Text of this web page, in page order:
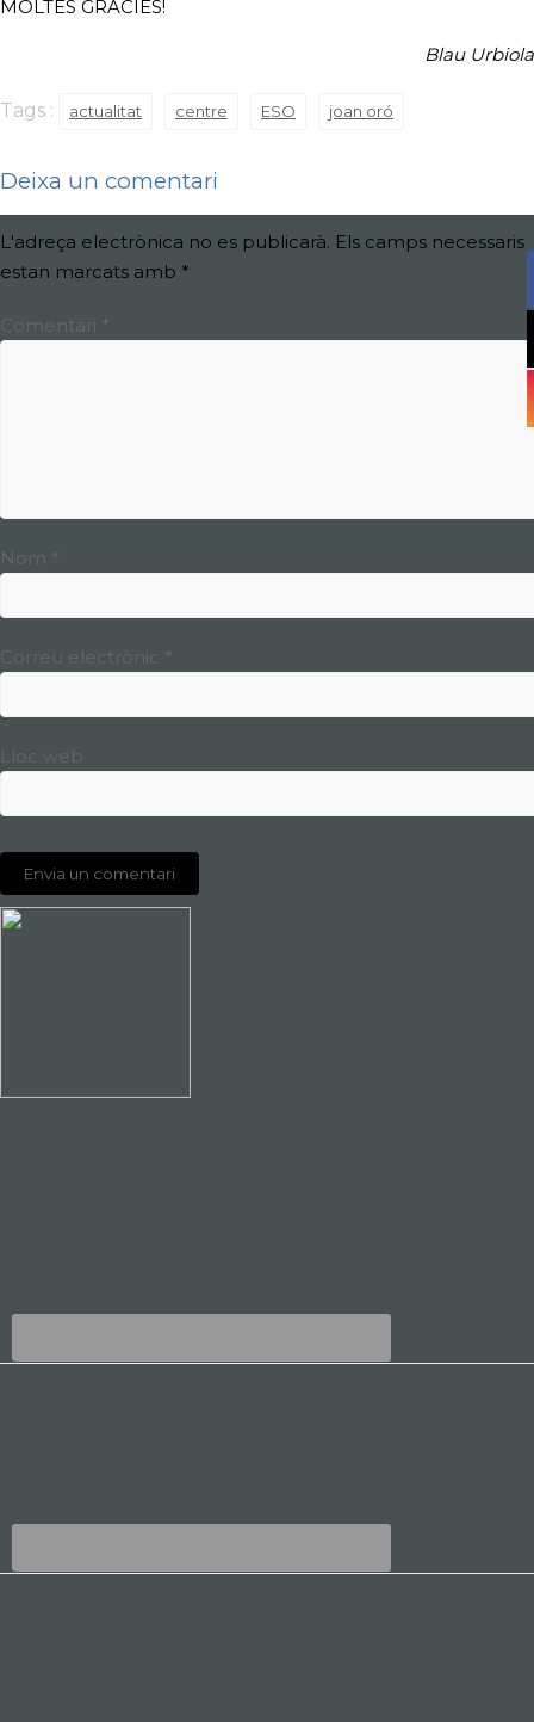
MOLTES GRÀCIES!
Blau Urbiola
Tags : actualitat centre ESO joan oró
Deixa un comentari
L'adreça electrònica no es publicarà. Els camps necessaris
estan marcats amb *
Comentari *
Nom *
Correu electrònic *
Lloc web